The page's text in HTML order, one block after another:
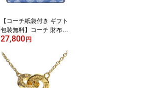
【楽ギフ_包装】【コン
す楽】
【コーチ紙袋付き ギフト
包装無料】コーチ 財布 C
OACH デニム シグネチ
布 CDF-12 IMTYV COAC
H【2026 新作 新品】【C
OACH コーチ】【サイフ
さいふ 財布】【COACH
27,800 円